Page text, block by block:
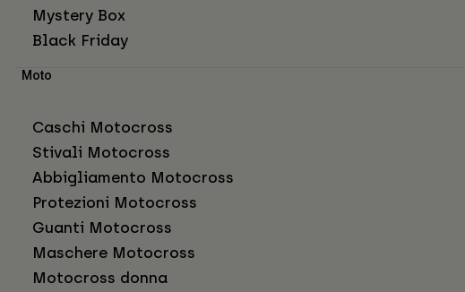
Mystery Box
Black Friday
Moto
Caschi Motocross
Stivali Motocross
Abbigliamento Motocross
Protezioni Motocross
Guanti Motocross
Maschere Motocross
Motocross donna